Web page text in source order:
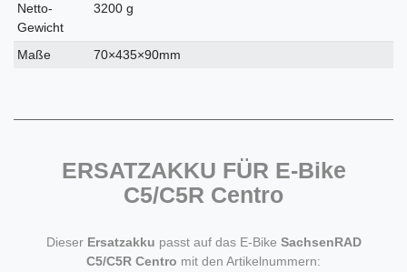
Netto-
Gewicht
3200 g
Maße 70×435×90mm
ERSATZAKKU FÜR E-Bike
C5/C5R Centro
Dieser Ersatzakku passt auf das E-Bike SachsenRAD
C5/C5R Centro mit den Artikelnummern: